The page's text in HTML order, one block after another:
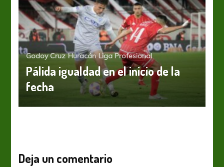
Godoy Cruz Huracán Liga Profesional
Pálida igualdad en el inicio de la
fecha
Deja un comentario